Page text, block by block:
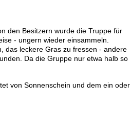
den Besitzern wurde die Truppe für
- ungern wieder einsammeln.
das leckere Gras zu fressen - andere
Da die Gruppe nur etwa halb so
von Sonnenschein und dem ein oder